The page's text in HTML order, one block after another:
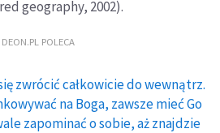
geography, 2002).
DEON.PL POLECA
zwrócić całkowicie do wewnątrz.
na Boga, zawsze mieć Go
zapominać o sobie, aż znajdzie